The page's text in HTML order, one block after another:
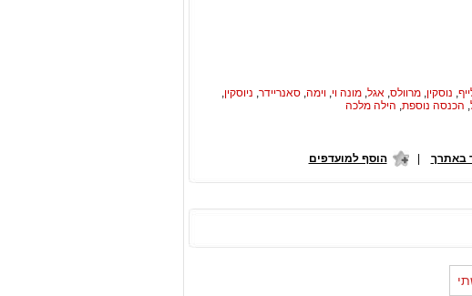
, נוסקין, מרוולס, אגל, מונה וי, וימה, סאנריידר, ניוסקין,
, הכנסה נוספת, הילה מלכה
באתרך | הוסף למועדפים